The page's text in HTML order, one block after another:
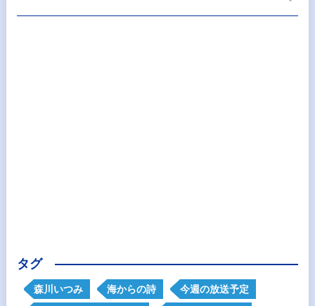
タグ
森川いつみ 海からの詩 今週の放送予定